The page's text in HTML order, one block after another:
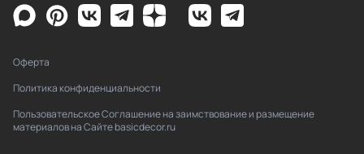
Оферта
Политика конфиденциальности
Пользовательское Соглашение на заимствование и размещение
материалов на Сайте basicdecor.ru